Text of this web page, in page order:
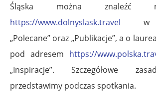
Śląska można znaleźć
https://www.dolnyslask.travel w
„Polecane” oraz „Publikacje”, a o
pod adresem https://
„Inspiracje”. Szczegółowe
przedstawimy podczas spotkania.